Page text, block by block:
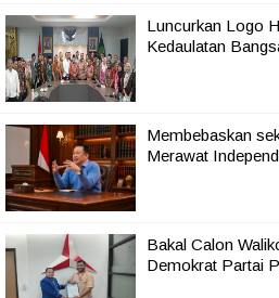
Luncurkan Logo
Kedaulatan
Membebaskan
Merawat
Bakal Calon
Demokrat Partai